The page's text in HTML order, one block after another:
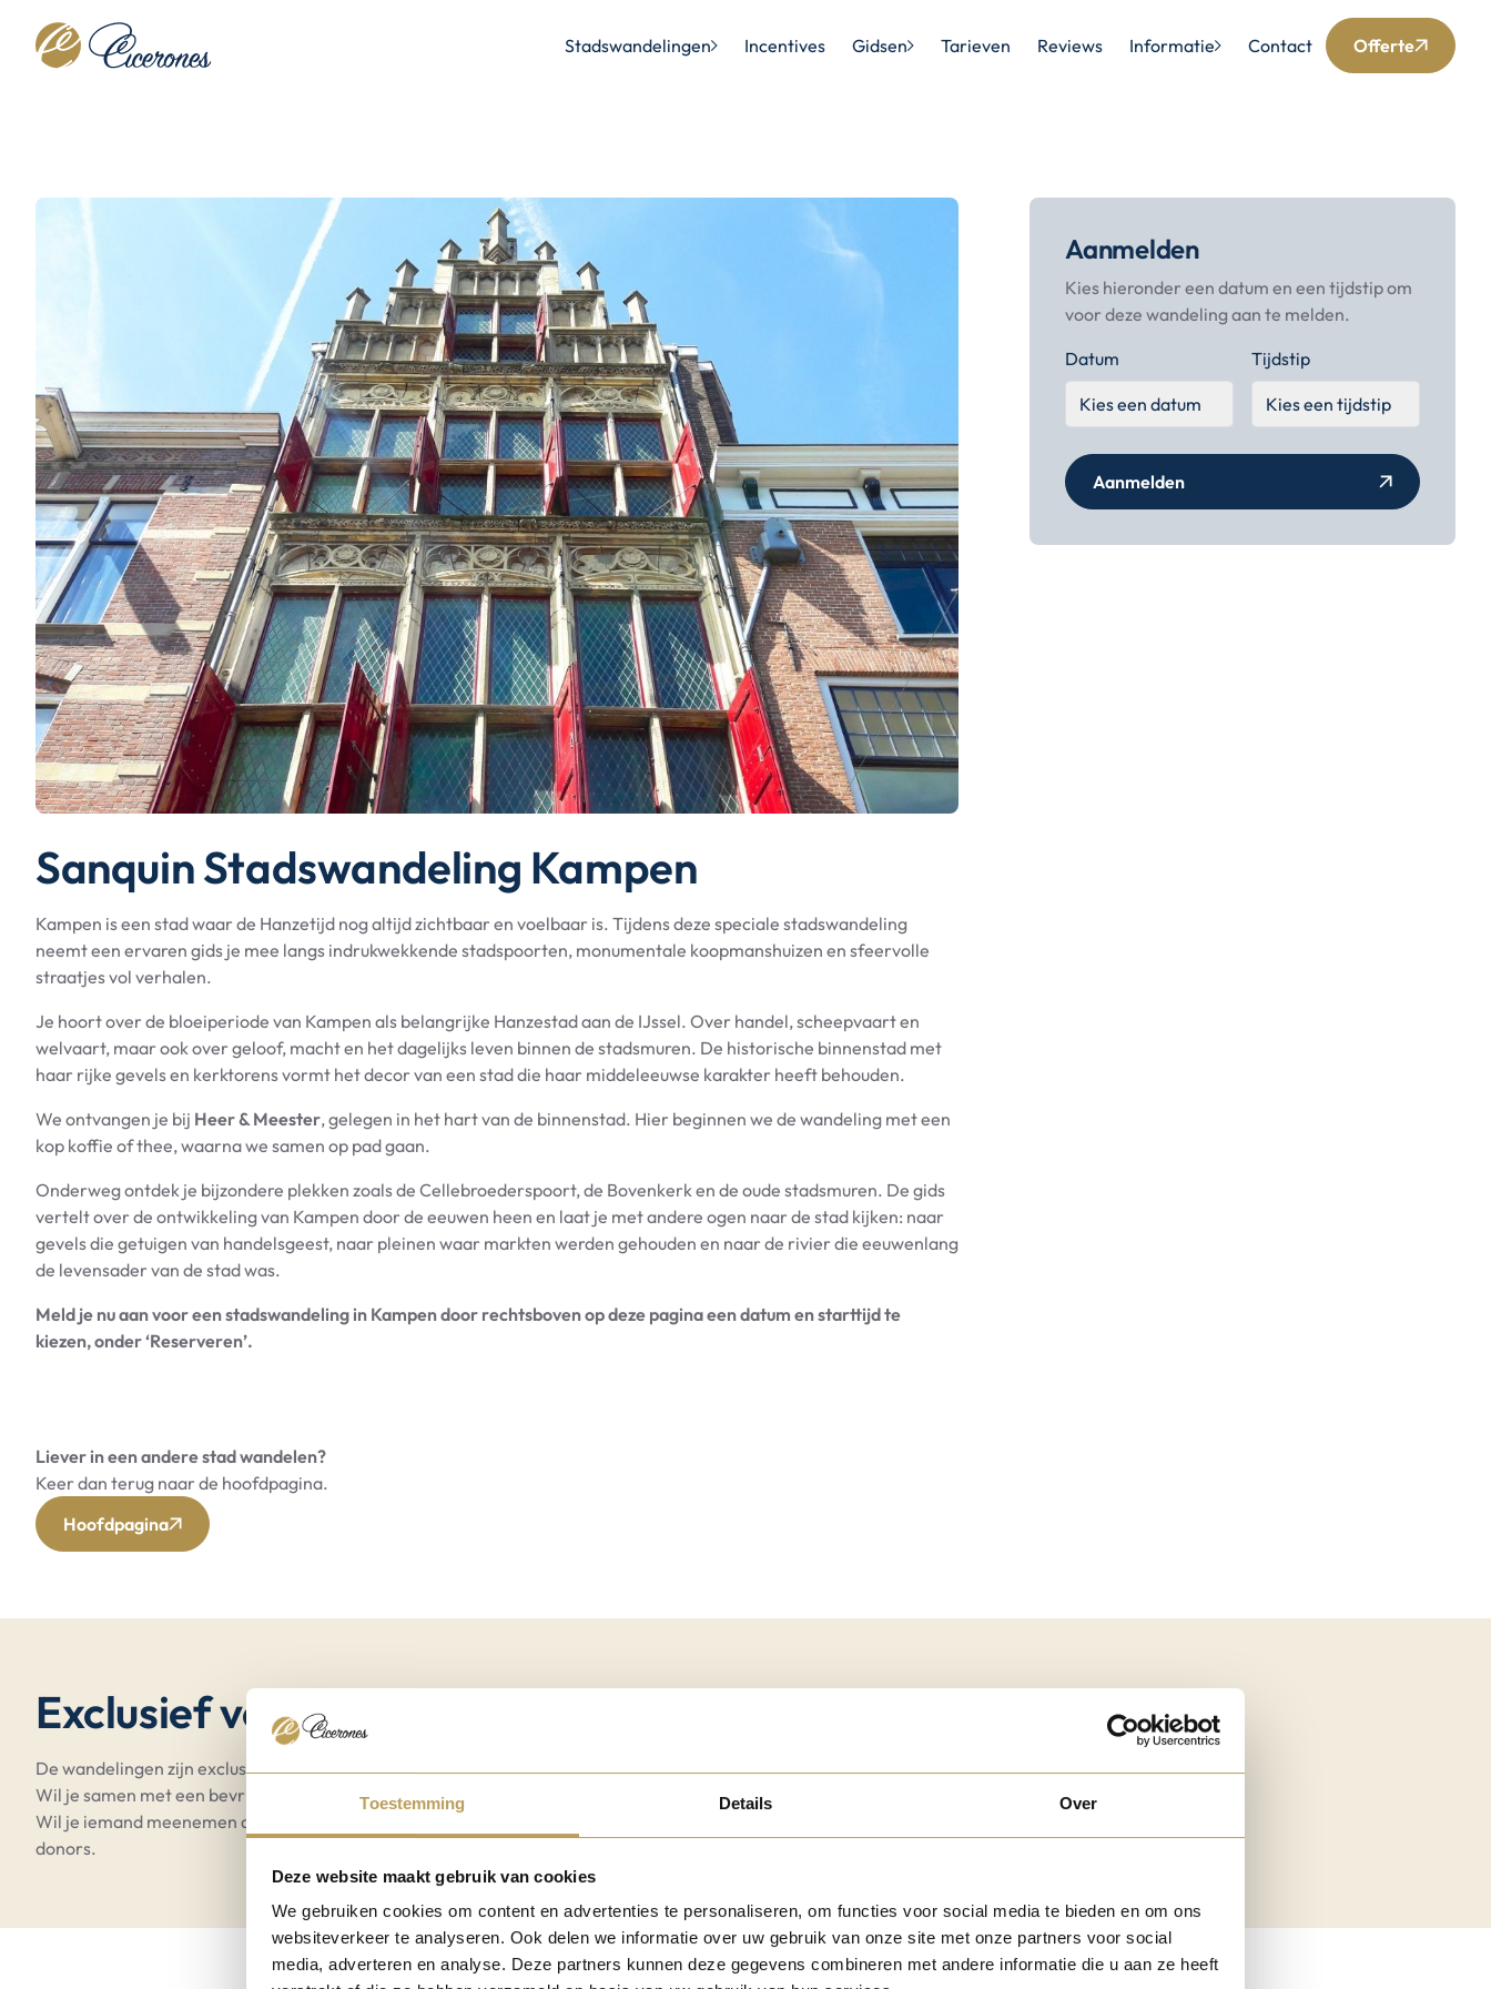
Toestemming Details Over
Deze website maakt gebruik van cookies
We gebruiken cookies om content en advertenties te personaliseren, om functies voor social media te bieden en om ons
websiteverkeer te analyseren. Ook delen we informatie over uw gebruik van onze site met onze partners voor social
media, adverteren en analyse. Deze partners kunnen deze gegevens combineren met andere informatie die u aan ze heeft
Stadswandelingen Incentives Gidsen Tarieven Reviews Informatie Contact Offerte
Sanquin Stadswandeling Kampen
Kampen is een stad waar de Hanzetijd nog altijd zichtbaar en voelbaar is. Tijdens deze speciale stadswandeling
neemt een ervaren gids je mee langs indrukwekkende stadspoorten, monumentale koopmanshuizen en sfeervolle
straatjes vol verhalen.
Je hoort over de bloeiperiode van Kampen als belangrijke Hanzestad aan de IJssel. Over handel, scheepvaart en
welvaart, maar ook over geloof, macht en het dagelijks leven binnen de stadsmuren. De historische binnenstad met
haar rijke gevels en kerktorens vormt het decor van een stad die haar middeleeuwse karakter heeft behouden.
We ontvangen je bij Heer & Meester, gelegen in het hart van de binnenstad. Hier beginnen we de wandeling met een
kop koffie of thee, waarna we samen op pad gaan.
Onderweg ontdek je bijzondere plekken zoals de Cellebroederspoort, de Bovenkerk en de oude stadsmuren. De gids
vertelt over de ontwikkeling van Kampen door de eeuwen heen en laat je met andere ogen naar de stad kijken: naar
gevels die getuigen van handelsgeest, naar pleinen waar markten werden gehouden en naar de rivier die eeuwenlang
de levensader van de stad was.
Meld je nu aan voor een stadswandeling in Kampen door rechtsboven op deze pagina een datum en starttijd te
kiezen, onder ‘Reserveren’.
Aanmelden
Kies hieronder een datum en een tijdstip om
voor deze wandeling aan te melden.
Datum
Tijdstip
Aanmelden
Liever in een andere stad wandelen?
Keer dan terug naar de hoofdpagina.
Hoofdpagina
Exclusief voor donors
De wandelingen zijn exclusief voor donors.Per donor is 1 ticket beschikbaar.
Wil je samen met een bevriende donor lopen? Meld je dan beiden voor dezelfde wandeling aan.
Wil je iemand meenemen die geen donor is? Helaas is dat niet mogelijk; deze wandelingen zijn exclusief voor
donors.